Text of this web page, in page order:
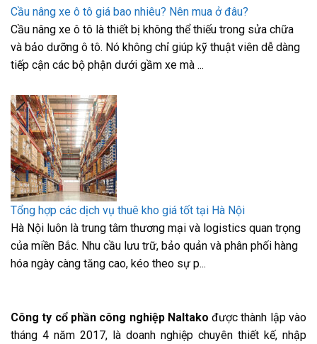
Cầu nâng xe ô tô giá bao nhiêu? Nên mua ở đâu?
Cầu nâng xe ô tô là thiết bị không thể thiếu trong sửa chữa
và bảo dưỡng ô tô. Nó không chỉ giúp kỹ thuật viên dễ dàng
tiếp cận các bộ phận dưới gầm xe mà ...
Tổng hợp các dịch vụ thuê kho giá tốt tại Hà Nội
Hà Nội luôn là trung tâm thương mại và logistics quan trọng
của miền Bắc. Nhu cầu lưu trữ, bảo quản và phân phối hàng
hóa ngày càng tăng cao, kéo theo sự p...
Công ty cổ phần công nghiệp Naltako được thành lập vào
tháng 4 năm 2017, là doanh nghiệp chuyên thiết kế, nhập